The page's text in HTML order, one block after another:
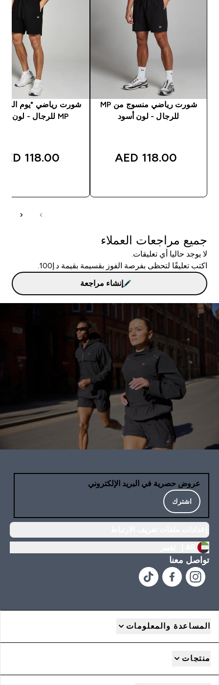
شورت رياضي منسوج من MP
للرجال - لون أسود
118.00 AED‎
شورت رياضي "يوم
MP للرجال - لون أسود
118.00 AED‎
جميع مراجعات العملاء
لا يوجد حاليا أي تعليقات.
اكتب تعليقًا لتحظى بفرصة الفوز بقسيمة بقيمة د.إ100.
إنشاء مراجعة
عروض حصرية في البريد الإلكتروني
اشترك
تواصل معنا
المساعدة والمعلومات
منتجات